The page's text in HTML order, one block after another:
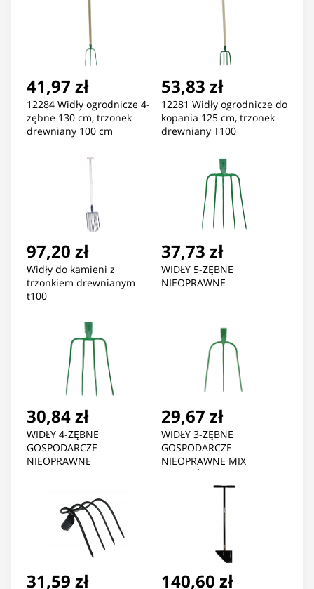
41,97 zł
12284 Widły ogrodnicze 4-
zębne 130 cm, trzonek
drewniany 100 cm
53,83 zł
12281 Widły ogrodnicze do
kopania 125 cm, trzonek
drewniany T100
97,20 zł
Widły do kamieni z
trzonkiem drewnianym
t100
37,73 zł
WIDŁY 5-ZĘBNE
NIEOPRAWNE
30,84 zł
WIDŁY 4-ZĘBNE
GOSPODARCZE
NIEOPRAWNE
29,67 zł
WIDŁY 3-ZĘBNE
GOSPODARCZE
NIEOPRAWNE MIX
31,59 zł 140,60 zł